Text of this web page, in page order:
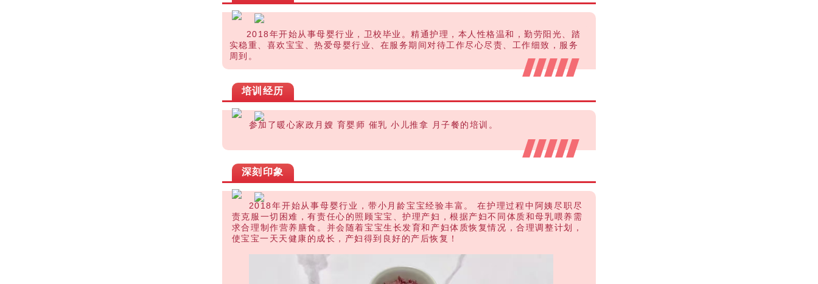
2018年开始从事母婴行业，卫校毕业。精通护理，本人性格温和，勤劳阳光、踏
实稳重、喜欢宝宝、热爱母婴行业、在服务期间对待工作尽心尽责、工作细致，服务
周到。
培训经历
参加了暖心家政月嫂 育婴师 催乳 小儿推拿 月子餐的培训。
深刻印象
2018年开始从事母婴行业， 带小月龄宝宝经验丰富。
在护理过程中阿姨尽职尽
责克服一切困难，有责任心的照顾宝宝、护理产妇，根据产妇不同体质和母乳喂养需
求合理制作营养膳食。并会随着宝宝生长发育和产妇体质恢复情况，合理调整计划，
使宝宝一天天健康的成长，产妇得到良好的产后恢复！